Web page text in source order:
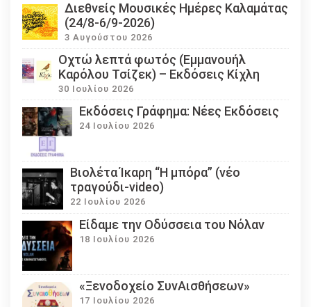
Διεθνείς Μουσικές Ημέρες Καλαμάτας
(24/8-6/9-2026)
3 Αυγούστου 2026
Οχτώ λεπτά φωτός (Εμμανουήλ
Καρόλου Τσίζεκ) – Εκδόσεις Κίχλη
30 Ιουλίου 2026
Εκδόσεις Γράφημα: Νέες Εκδόσεις
24 Ιουλίου 2026
Βιολέτα Ίκαρη “Η μπόρα” (νέο
τραγούδι-video)
22 Ιουλίου 2026
Eίδαμε την Οδύσσεια του Νόλαν
18 Ιουλίου 2026
«Ξενοδοχείο ΣυνΑισθήσεων»
17 Ιουλίου 2026